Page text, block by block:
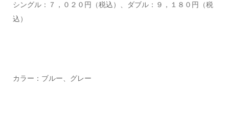
シングル：７，０２０円（税込）、ダブル：９，１８０円（税
込）
カラー：ブルー、グレー